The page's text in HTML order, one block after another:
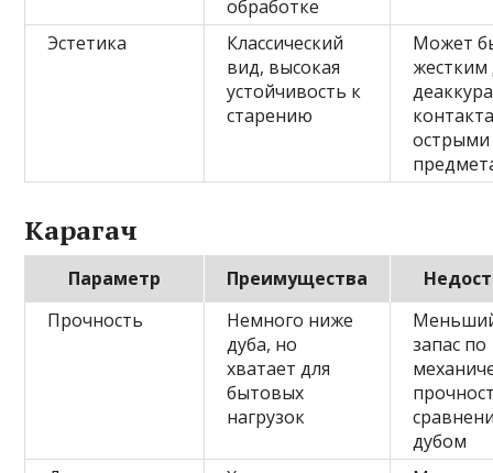
обработке
Эстетика
Классический
вид, высокая
устойчивость к
старению
Может
жестким
острыми
Карагач
Параметр Преимущества
Прочность
Немного ниже
дуба, но
хватает для
бытовых
нагрузок
запас по
дубом